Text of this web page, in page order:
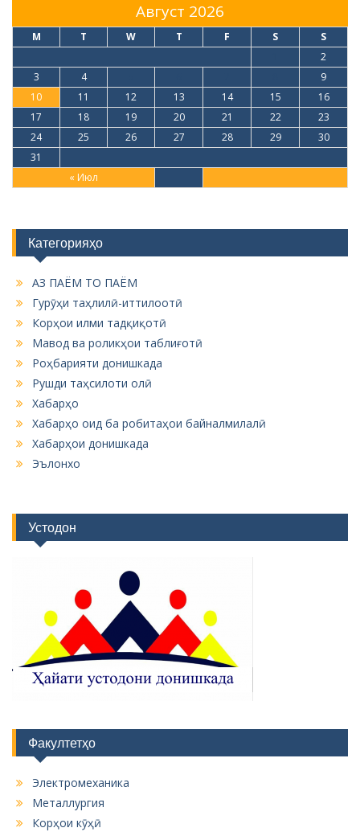
Август 2026
M T W T F S S
« Июл
2
3
4
9
10
11 12 13 14 15
16
17
18 19 20 21 22
23
24
25 26 27 28 29
30
31
Категорияҳо
АЗ ПАЁМ ТО ПАЁМ
Гурӯҳи таҳлилӣ-иттилоотӣ
Корҳои илми тадқиқотӣ
Мавод ва роликҳои таблиғотӣ
Роҳбарияти донишкада
Рушди таҳсилоти олӣ
Хабарҳо
Хабарҳо оид ба робитаҳои байналмилалӣ
Хабарҳои донишкада
Эълонхо
Устодон
Факултетҳо
Электромеханика
Металлургия
Корҳои кӯҳӣ